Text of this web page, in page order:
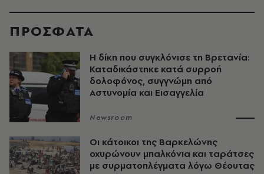
ΠΡΟΣΦΑΤΑ
H δίκη που συγκλόνισε τη Βρετανία:
Καταδικάστηκε κατά συρροή
δολοφόνος, συγγνώμη από
Αστυνομία και Εισαγγελία
Newsroom
Οι κάτοικοι της Βαρκελώνης
οχυρώνουν μπαλκόνια και ταράτσες
με συρματοπλέγματα λόγω Θέουτας